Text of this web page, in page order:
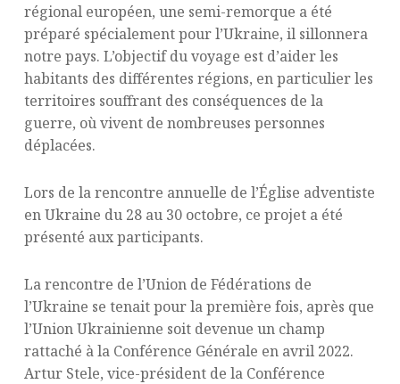
régional européen, une semi-remorque a été
préparé spécialement pour l’Ukraine, il sillonnera
notre pays. L’objectif du voyage est d’aider les
habitants des différentes régions, en particulier les
territoires souffrant des conséquences de la
guerre, où vivent de nombreuses personnes
déplacées.
Lors de la rencontre annuelle de l’Église adventiste
en Ukraine du 28 au 30 octobre, ce projet a été
présenté aux participants.
La rencontre de l’Union de Fédérations de
l’Ukraine se tenait pour la première fois, après que
l’Union Ukrainienne soit devenue un champ
rattaché à la Conférence Générale en avril 2022.
Artur Stele, vice-président de la Conférence